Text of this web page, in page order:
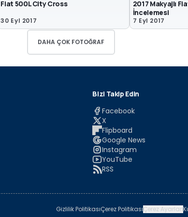
Fiat 500L City Cross
30 Eyl 2017
2017 Makyajlı
İncelemesi
7 Eyl 2017
DAHA ÇOK FOTOĞRAF
Bizi Takip Edin
Facebook
X
Flipboard
Google News
Instagram
YouTube
RSS
Gizlilik PolitikasıÇerez PolitikasıÇerez Ayarları